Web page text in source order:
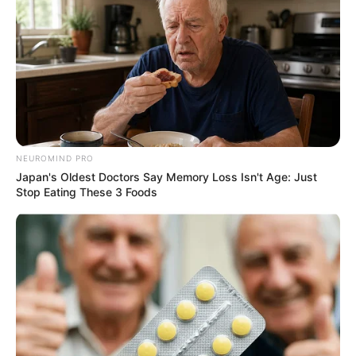
ΠΑΡΑΘΕΤΩ ΤΟ ΛΙΝΚ ΓΙΑ ΝΑ ΔΙΑΒΑΣΕΤΕ ΤΗΝ ΕΠΙΣΗΜΗ
NEUROMIND PRO
Japan's Oldest Doctors Say Memory Loss Isn't Age: Just
Stop Eating These 3 Foods